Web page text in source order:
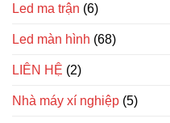
Led ma trận (6)
Led màn hình (68)
LIÊN HỆ (2)
Nhà máy xí nghiệp (5)